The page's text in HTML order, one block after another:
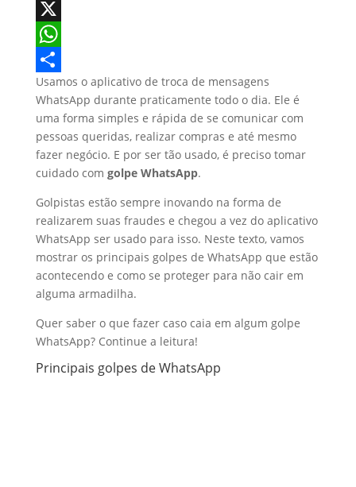
n
k
e
I
n
a
c
e
o
o
X
W
h
t
s
p
p
S
a
r
Usamos o aplicativo de troca de mensagens
WhatsApp durante praticamente todo o dia. Ele é
uma forma simples e rápida de se comunicar com
pessoas queridas, realizar compras e até mesmo
fazer negócio. E por ser tão usado, é preciso tomar
cuidado com golpe WhatsApp.
Golpistas estão sempre inovando na forma de
realizarem suas fraudes e chegou a vez do aplicativo
WhatsApp ser usado para isso. Neste texto, vamos
mostrar os principais golpes de WhatsApp que estão
acontecendo e como se proteger para não cair em
alguma armadilha.
Quer saber o que fazer caso caia em algum golpe
WhatsApp? Continue a leitura!
Principais golpes de WhatsApp